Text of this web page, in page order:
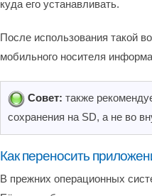
куда его устанавливать.
После использования такой
мобильного носителя
Совет: также
сохранения на SD, а не во
Как переносить
В прежних операционных